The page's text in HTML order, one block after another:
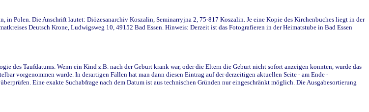
Polen. Die Anschrift lautet: Diözesanarchiv Koszalin, Seminarryjna 2, 75-817 Koszalin. Je eine Kopie des Kirchenbuches liegt in der
Deutsch Krone, Ludwigsweg 10, 49152 Bad Essen. Hinweis: Derzeit ist das Fotografieren in der Heimatstube in Bad Essen
des Taufdatums. Wenn ein Kind z.B. nach der Geburt krank war, oder die Eltern die Geburt nicht sofort anzeigen konnten, wurde das
vorgenommen wurde. In derartigen Fällen hat man dann diesen Eintrag auf der derzeitigen aktuellen Seite - am Ende -
Eine exakte Suchabfrage nach dem Datum ist aus technischen Gründen nur eingeschränkt möglich. Die Ausgabesortierung